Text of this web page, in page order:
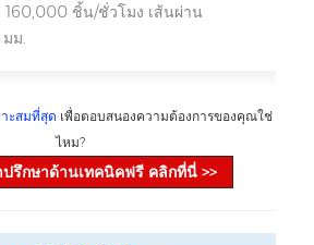
160,000 ชิ้น/ชั่วโมง เส้นผ่าน
ม.
าะสมที่สุด เพื่อตอบสนองความต้องการของคุณใช่
ไหม?
ปรึกษาด้านเทคนิคฟรี คลิกที่นี่ >>